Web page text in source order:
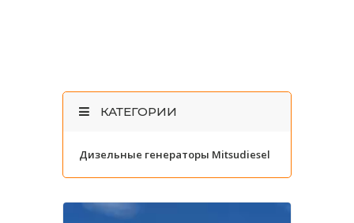
КАТЕГОРИИ
Дизельные генераторы Mitsudiesel